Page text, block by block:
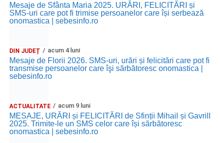
Mesaje de Sfânta Maria 2025. URĂRI, FELICITĂRI și
SMS-uri care pot fi trimise persoanelor care își serbează
onomastica | sebesinfo.ro
DIN JUDEȚ acum 4 luni
Mesaje de Florii 2026. SMS-uri, urări și felicitări care pot fi
transmise persoanelor care îşi sărbătoresc onomastica |
sebesinfo.ro
ACTUALITATE acum 9 luni
MESAJE, URĂRI și FELICITĂRI de Sfinții Mihail și Gavrill
2025. Trimite-le un SMS celor care își sărbătoresc
onomastica | sebesinfo.ro